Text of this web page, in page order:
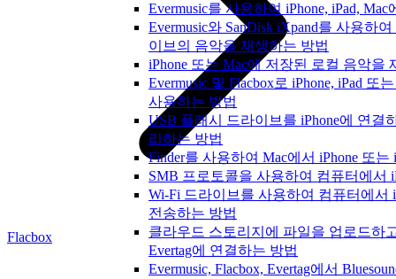
Evermusic를 사용하여 iPhone, iPad,
Evermusic와 SanDisk iXpand를 사용하
이브의 음악을 재생하는 방법
iPhone 또는 Mac에 저장된 로컬 음악을
Evermusic 및 Flacbox로 iPhone, iPad 또
사용하는 방법
USB 플래시 드라이브를 iPhone에 연결
리하는 방법
Finder를 사용하여 Mac에서 iPhone 또
SMB 프로토콜을 사용하여 컴퓨터에서
Wi-Fi 드라이브를 사용하여 컴퓨터에서
전송하는 방법
클라우드 스토리지에 파일을 업로드하
Evertag에 연결하는 방법
Evermusic, Flacbox, Evertag에서
Flacbox